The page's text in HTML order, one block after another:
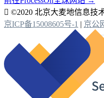
 ©2020 北京大麦地信息技
京ICP备15008605号-1 | 京公